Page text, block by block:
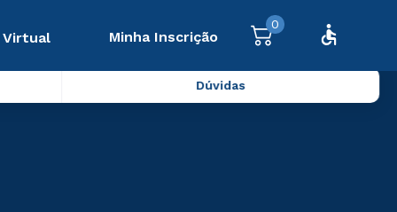
Virtual Minha Inscrição
0
Dúvidas